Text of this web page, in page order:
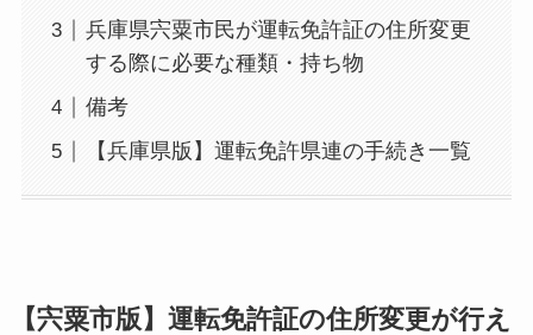
兵庫県宍粟市民が運転免許証の住所変更
する際に必要な種類・持ち物
備考
【兵庫県版】運転免許県連の手続き一覧
【宍粟市版】運転免許証の住所変更が行え